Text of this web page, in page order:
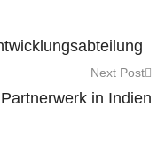
Next Post
Partnerwerk in Indien